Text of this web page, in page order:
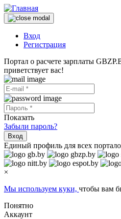
Вход
Регистрация
Портал о расчете зарплаты
приветствует вас!
Показать
Забыли пароль?
Вход
Единый профиль для всех
×
Мы используем куки, чтобы вам
Понятно
Аккаунт